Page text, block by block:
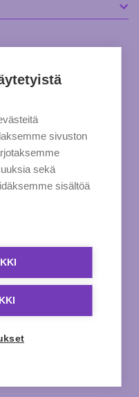
sivuston
sekä
sisältöä